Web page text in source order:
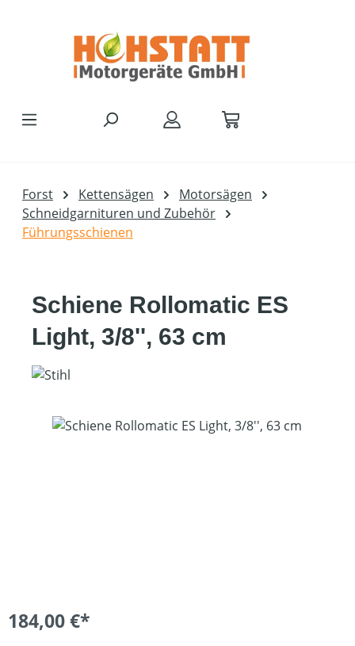
Forst Kettensägen
Motorsägen
Schneidgarnituren und Zubehör
Führungsschienen
Schiene Rollomatic ES
Light, 3/8'', 63 cm
Bildergalerie überspringen
184,00 €*